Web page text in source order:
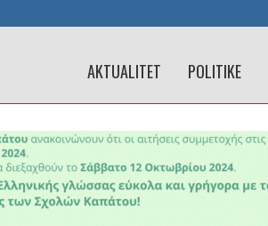
AKTUALITET POLITIKE